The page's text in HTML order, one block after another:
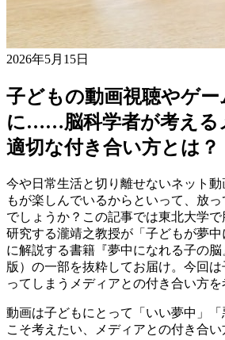
2026年5月15日
子どもの動画視聴やゲー
に……脳科学者が考える
適切な付き合い方とは？
今や日常生活と切り離せないネット
もが楽しんでいるからといって、放
でしょうか？この記事では東北大学
研究する瀧靖之教授が「子どもが夢
に解説する書籍『夢中になれる子の
版）の一部を抜粋してお届け。今回
ってしまうメディアとの付き合い方を
動画は子どもにとって「いい夢中」
こそ考えたい、メディアとの付き合い